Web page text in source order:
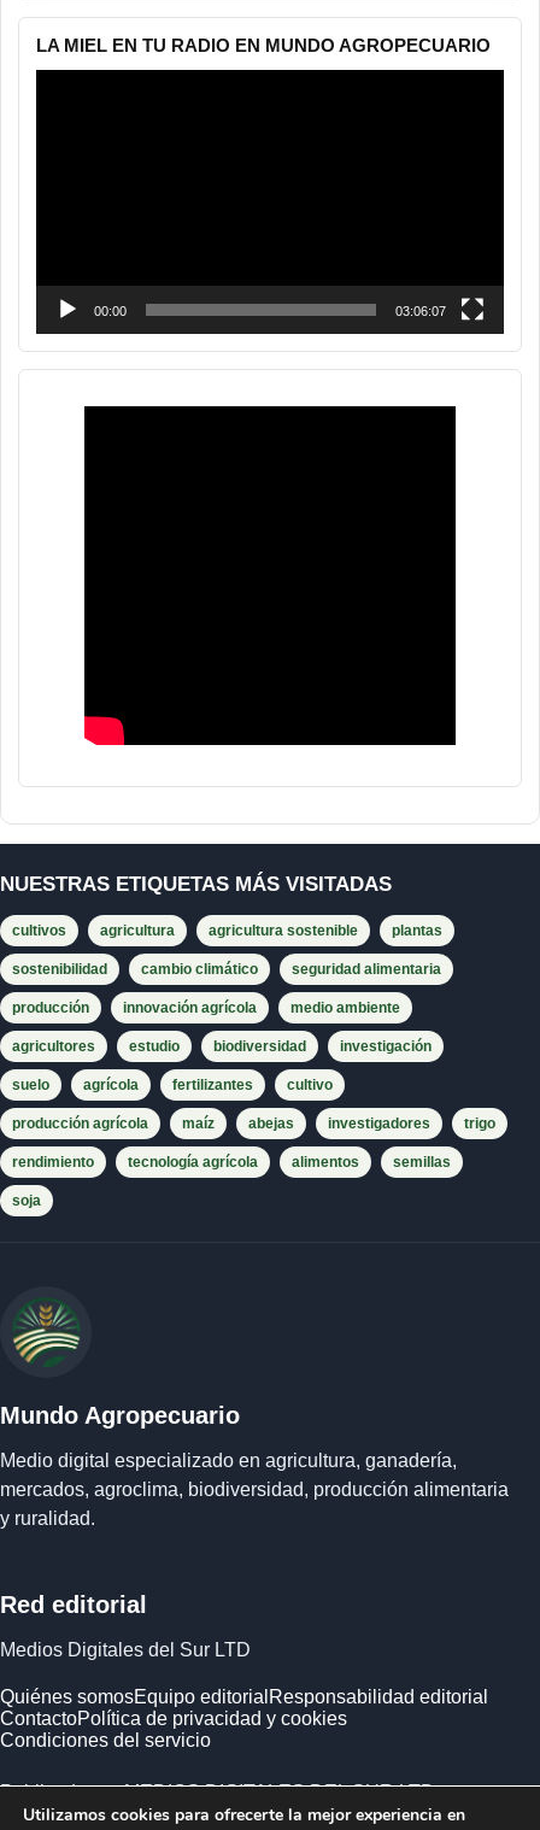
LA MIEL EN TU RADIO EN MUNDO AGROPECUARIO
00:00 03:06:07
NUESTRAS ETIQUETAS MÁS VISITADAS
cultivos agricultura agricultura sostenible plantas
sostenibilidad cambio climático seguridad alimentaria
producción innovación agrícola medio ambiente
agricultores estudio biodiversidad investigación
suelo agrícola fertilizantes cultivo
producción agrícola maíz abejas investigadores trigo
rendimiento tecnología agrícola alimentos semillas
soja
Mundo Agropecuario
Medio digital especializado en agricultura, ganadería,
mercados, agroclima, biodiversidad, producción alimentaria
y ruralidad.
Red editorial
Medios Digitales del Sur LTD
Quiénes somosEquipo editorial Responsabilidad editorial
ContactoPolítica de privacidad y cookies
Condiciones del servicio
Publicado por MEDIOS DIGITALES DEL SUR LTD ·
Empresa registrada en Inglaterra y Gales.
Utilizamos cookies para ofrecerte la mejor experiencia en